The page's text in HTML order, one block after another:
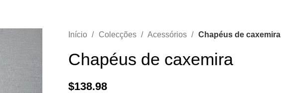
Início Colecções Acessórios Chapéus de caxemira
Chapéus de caxemira
$138.98